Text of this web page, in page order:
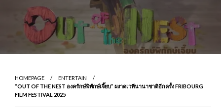
HOMEPAGE
ENTERTAIN
“OUT OF THE NEST องครักษ์พิทักษ์เจี๊ยบ” ผงาดเวทีนานาชาติอีกครั้ง FRIBOURG
FILM FESTIVAL 2025